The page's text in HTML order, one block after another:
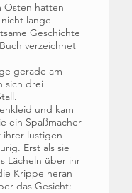
Osten hatten
lange
Geschichte
verzeichnet
gerade am
sich drei
und kam
ein Spaßmacher
lustigen
Erst als sie
Lächeln über ihr
Krippe heran
das Gesicht: